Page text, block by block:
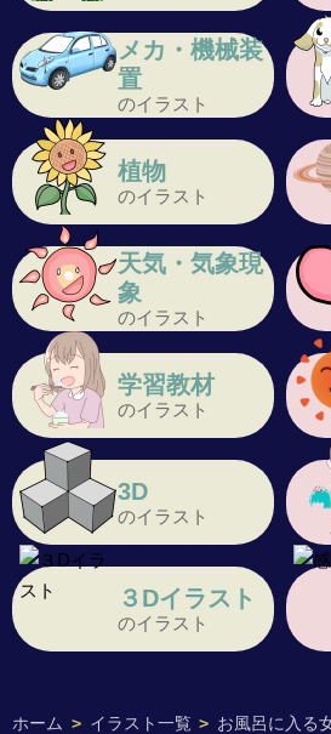
ホーム > イラスト一覧 > お風呂に入る
メカ・機械装
置
のイラスト
植物
のイラスト
天気・気象現
象
のイラスト
学習教材
のイラスト
3D
のイラスト
３Dイラスト
のイラスト